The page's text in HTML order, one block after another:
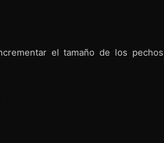
el tamaño de los pechos